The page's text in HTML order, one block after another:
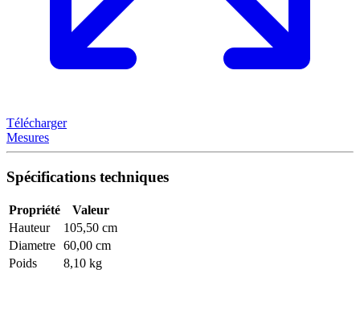
Télécharger
Mesures
Spécifications techniques
Propriété
Valeur
Hauteur
105,50 cm
Diametre 60,00 cm
Poids
8,10 kg